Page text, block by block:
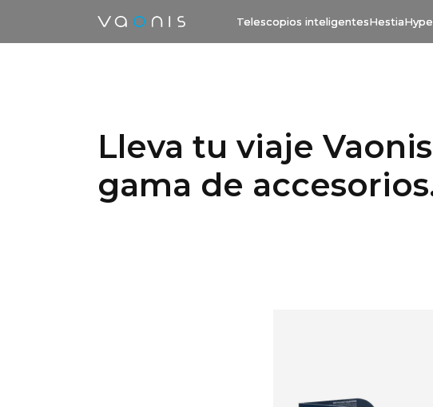
Telescopios inteligentesHestia
Lleva tu viaje
gama de